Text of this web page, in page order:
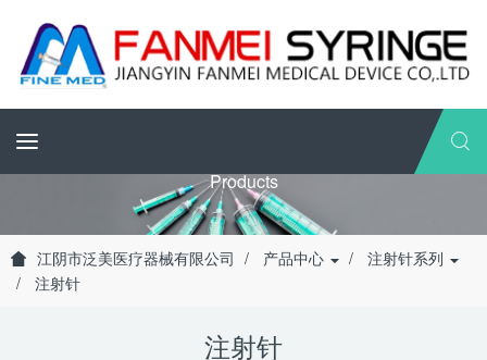
Products
江阴市泛美医疗器械有限公司 产品中心
注射针系列
注射针
注射针